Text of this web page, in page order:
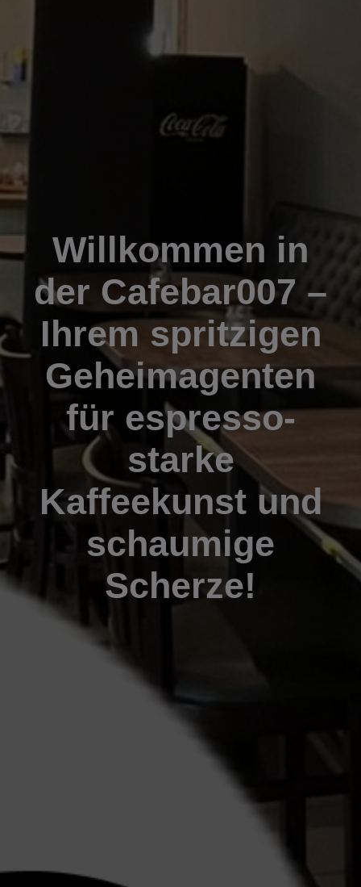
Willkommen in
der Cafebar007 –
Ihrem spritzigen
Geheimagenten
für espresso-
starke
Kaffeekunst und
schaumige
Scherze!